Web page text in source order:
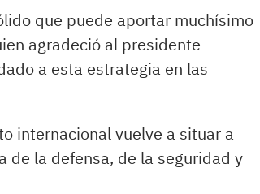
que puede aportar muchísimo
agradeció al presidente
a esta estrategia en las
internacional vuelve a situar a
de la defensa, de la seguridad y